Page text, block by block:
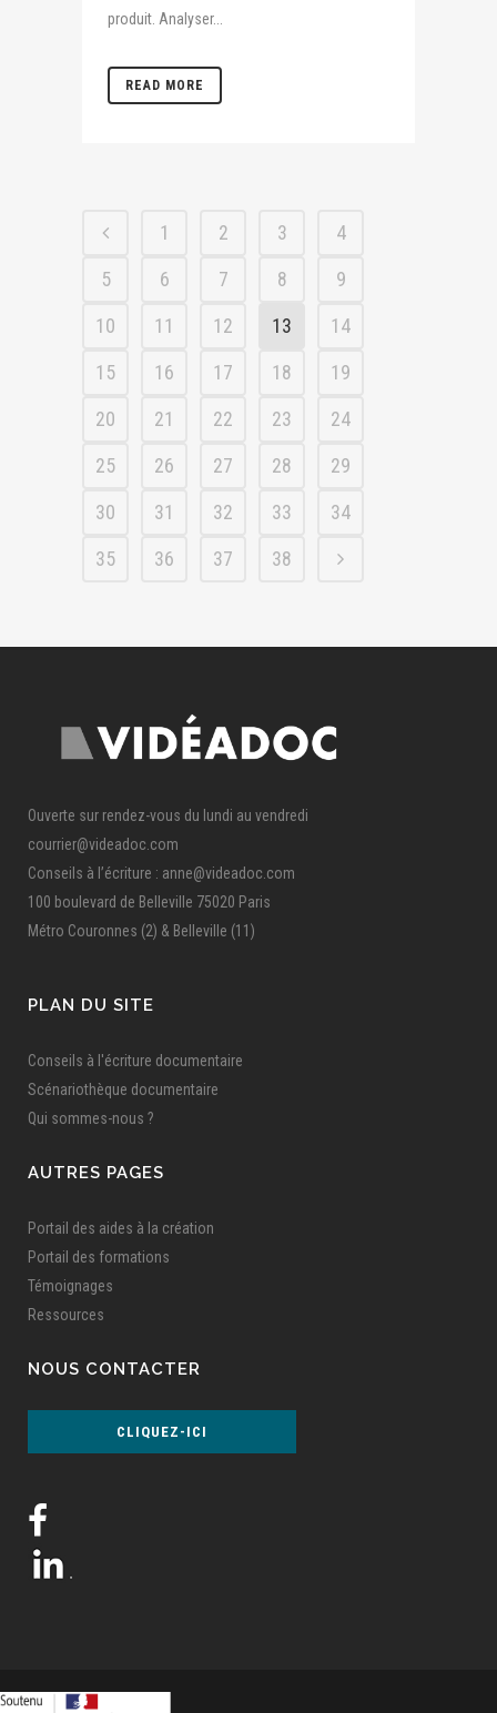
produit. Analyser...
READ MORE
1 2 3
4
5
6 7 8
9
10
11 12 13
14
15
16 17 18
19
20
21 22 23
24
25
26 27 28
29
30
31 32 33
34
35
36 37 38
Ouverte sur rendez-vous du lundi au vendredi
courrier@videadoc.com
Conseils à l’écriture : anne@videadoc.com
100 boulevard de Belleville 75020 Paris
Métro Couronnes (2) & Belleville (11)
PLAN DU SITE
Conseils à l'écriture documentaire
Scénariothèque documentaire
Qui sommes-nous ?
AUTRES PAGES
Portail des aides à la création
Portail des formations
Témoignages
Ressources
NOUS CONTACTER
CLIQUEZ-ICI